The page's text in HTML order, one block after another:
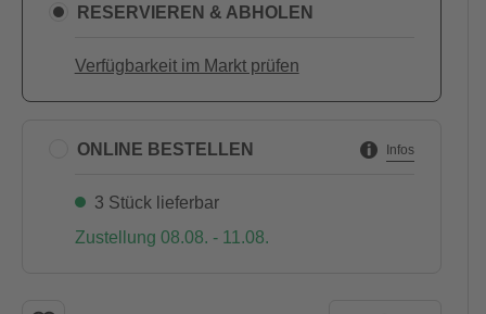
RESERVIEREN & ABHOLEN
Verfügbarkeit im Markt prüfen
ONLINE BESTELLEN Infos
3 Stück lieferbar
Zustellung 08.08. - 11.08.